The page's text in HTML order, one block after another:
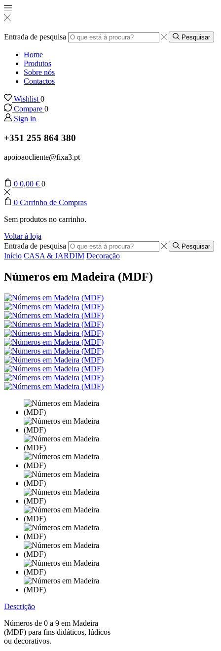
Entrada de pesquisa Pesquisar
Home
Produtos
Sobre nós
Contactos
Wishlist 0
Compare 0
Sign in
+351 255 864 380
apoioaocliente@fixa3.pt
0 0,00 € 0
0 Carrinho de Compras
Sem produtos no carrinho.
Voltar à loja
Entrada de pesquisa
Pesquisar
Início CASA & JARDIM Decoração
Números em Madeira (MDF)
Descrição
Números de 0 a 9 em Madeira
(MDF) para fins didáticos, lúdicos
ou decorativos.